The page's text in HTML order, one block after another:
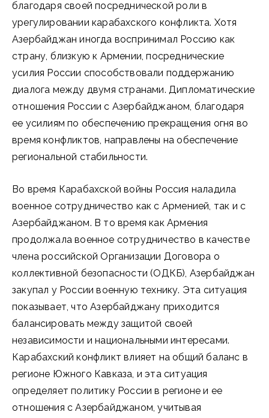
благодаря своей посреднической роли в
урегулировании карабахского конфликта. Хотя
Азербайджан иногда воспринимал Россию как
страну, близкую к Армении, посреднические
усилия России способствовали поддержанию
диалога между двумя странами. Дипломатические
отношения России с Азербайджаном, благодаря
ее усилиям по обеспечению прекращения огня во
время конфликтов, направлены на обеспечение
региональной стабильности.
Во время Карабахской войны Россия наладила
военное сотрудничество как с Арменией, так и с
Азербайджаном. В то время как Армения
продолжала военное сотрудничество в качестве
члена российской Организации Договора о
коллективной безопасности (ОДКБ), Азербайджан
закупал у России военную технику. Эта ситуация
показывает, что Азербайджану приходится
балансировать между защитой своей
независимости и национальными интересами.
Карабахский конфликт влияет на общий баланс в
регионе Южного Кавказа, и эта ситуация
определяет политику России в регионе и ее
отношения с Азербайджаном, учитывая